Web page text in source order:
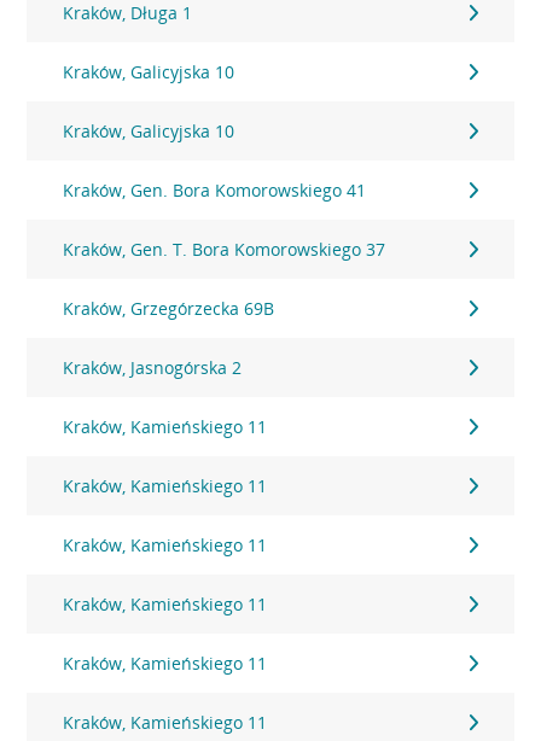
Kraków, Długa 1
Kraków, Galicyjska 10
Kraków, Galicyjska 10
Kraków, Gen. Bora Komorowskiego 41
Kraków, Gen. T. Bora Komorowskiego 37
Kraków, Grzegórzecka 69B
Kraków, Jasnogórska 2
Kraków, Kamieńskiego 11
Kraków, Kamieńskiego 11
Kraków, Kamieńskiego 11
Kraków, Kamieńskiego 11
Kraków, Kamieńskiego 11
Kraków, Kamieńskiego 11